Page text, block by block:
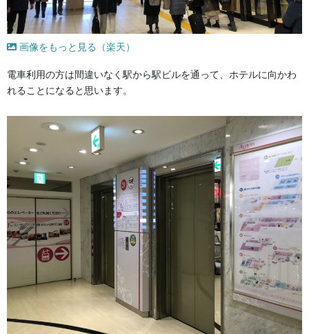
画像をもっと見る（楽天）
電車利用の方は間違いなく駅から駅ビルを通って、ホテルに向かわ
れることになると思います。